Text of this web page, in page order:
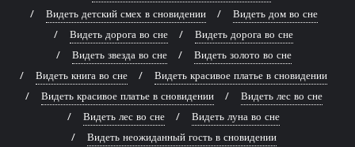
Видеть детский смех в сновидении
Видеть дом во сне
Видеть дорога во сне
Видеть дорога во сне
Видеть звезда во сне
Видеть золото во сне
Видеть книга во сне
Видеть красивое платье в сновидении
Видеть красивое платье в сновидении
Видеть лес во сне
Видеть лес во сне
Видеть луна во сне
Видеть неожиданный гость в сновидении